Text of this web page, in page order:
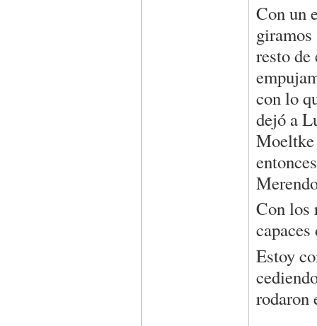
Con un
resto de
con lo
dejó a
Moeltke
Con los
Estoy
rodaron